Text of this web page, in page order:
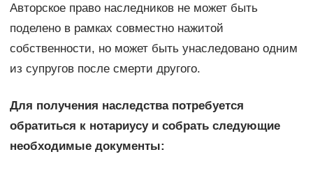
Авторское право наследников не может быть
поделено в рамках совместно нажитой
собственности, но может быть унаследовано одним
из супругов после смерти другого.
Для получения наследства потребуется
обратиться к нотариусу и собрать следующие
необходимые документы: